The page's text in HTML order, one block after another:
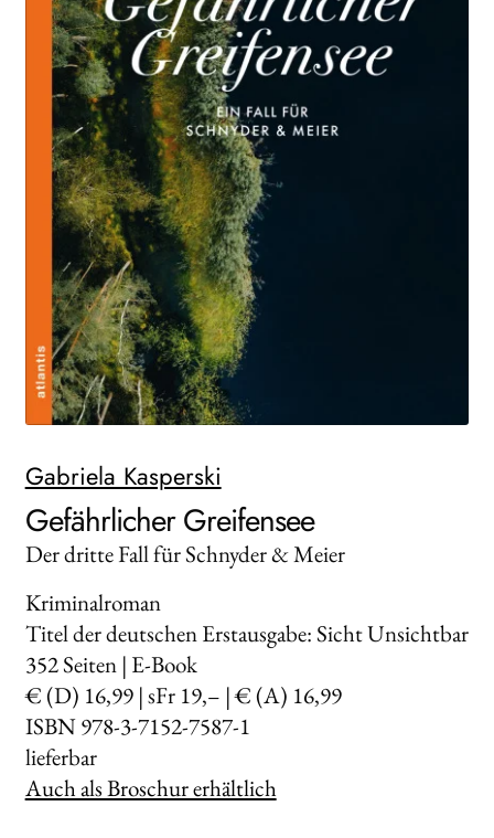
Gabriela Kasperski
Gefährlicher Greifensee
Der dritte Fall für Schnyder & Meier
Kriminalroman
Titel der deutschen Erstausgabe: Sicht Unsichtbar
352Seiten | E-Book
€ (D) 16,99 | sFr 19,– | € (A) 16,99
ISBN 978-3-7152-7587-1
lieferbar
Auch als Broschur erhältlich